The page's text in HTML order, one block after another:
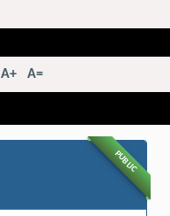
A+ A=
PUBLIC